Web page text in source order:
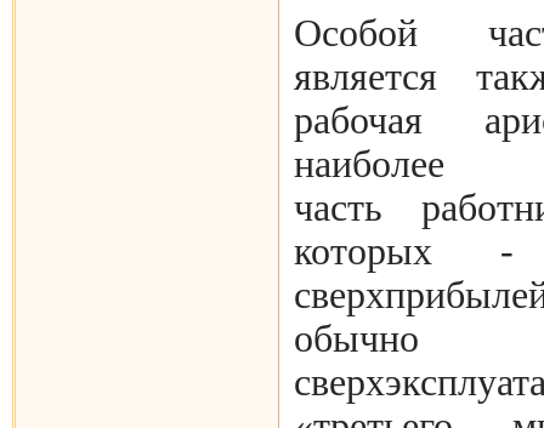
Особой
является
рабочая
наиболее
часть
которых -
обычно